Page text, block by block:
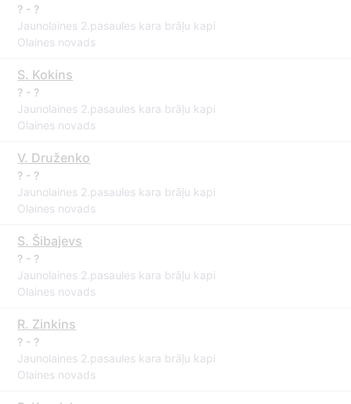
? - ?
Jaunolaines 2.pasaules kara brāļu kapi
Olaines novads
S. Kokins
? - ?
Jaunolaines 2.pasaules kara brāļu kapi
Olaines novads
V. Druženko
? - ?
Jaunolaines 2.pasaules kara brāļu kapi
Olaines novads
S. Šibajevs
? - ?
Jaunolaines 2.pasaules kara brāļu kapi
Olaines novads
R. Zinkins
? - ?
Jaunolaines 2.pasaules kara brāļu kapi
Olaines novads